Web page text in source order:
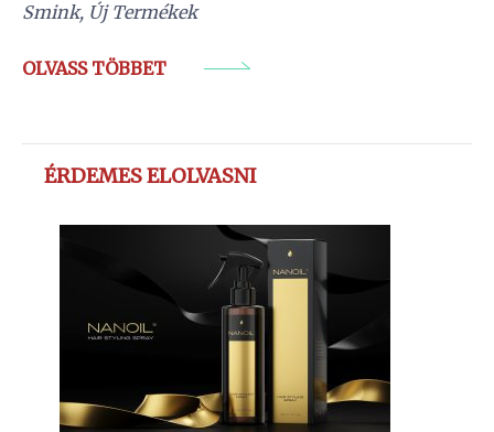
Smink, Új Termékek
OLVASS TÖBBET
ÉRDEMES ELOLVASNI